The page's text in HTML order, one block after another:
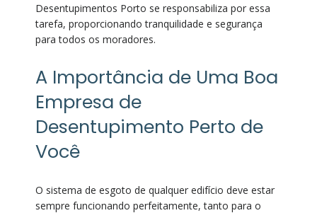
Desentupimentos Porto se responsabiliza por essa
tarefa, proporcionando tranquilidade e segurança
para todos os moradores.
A Importância de Uma Boa
Empresa de
Desentupimento Perto de
Você
O sistema de esgoto de qualquer edifício deve estar
sempre funcionando perfeitamente, tanto para o